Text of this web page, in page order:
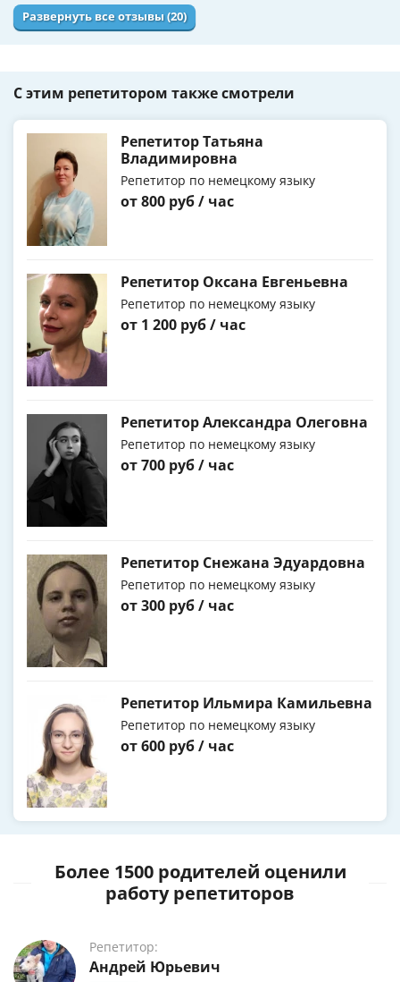
Развернуть все отзывы (20)
С этим репетитором также смотрели
Репетитор Татьяна
Владимировна
Репетитор по немецкому языку
от 800 руб / час
Репетитор Оксана Евгеньевна
Репетитор по немецкому языку
от 1 200 руб / час
Репетитор Александра Олеговна
Репетитор по немецкому языку
от 700 руб / час
Репетитор Снежана Эдуардовна
Репетитор по немецкому языку
от 300 руб / час
Репетитор Ильмира Камильевна
Репетитор по немецкому языку
от 600 руб / час
Более 1500 родителей оценили
работу репетиторов
Репетитор:
Андрей Юрьевич